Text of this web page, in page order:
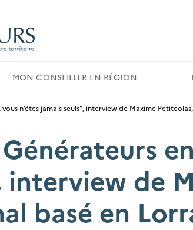
MON CONSEILLER EN RÉGION
n’êtes jamais seuls”, interview de Maxime
interview de
basé en